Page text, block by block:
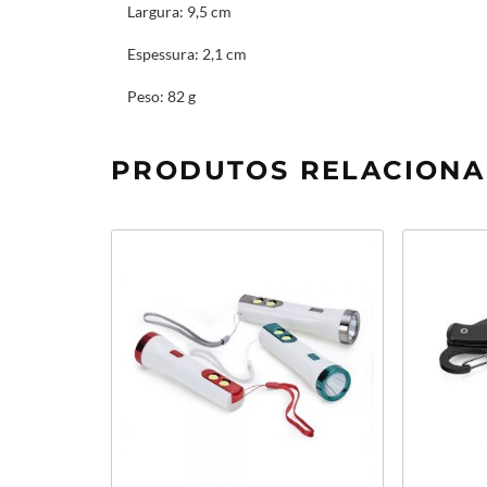
Largura: 9,5 cm
Espessura: 2,1 cm
Peso: 82 g
PRODUTOS